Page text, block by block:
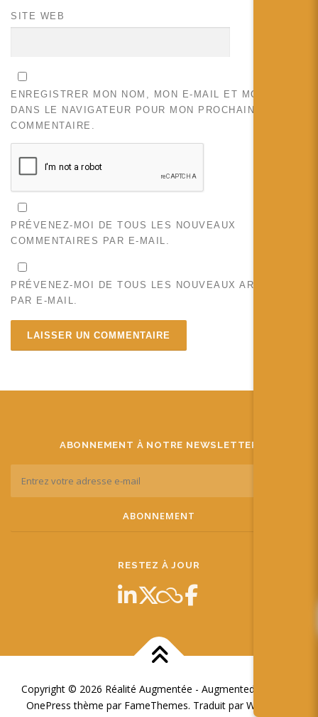
SITE WEB
ENREGISTRER MON NOM, MON E-MAIL ET MON SITE
DANS LE NAVIGATEUR POUR MON PROCHAIN
COMMENTAIRE.
PRÉVENEZ-MOI DE TOUS LES NOUVEAUX
COMMENTAIRES PAR E-MAIL.
PRÉVENEZ-MOI DE TOUS LES NOUVEAUX ARTICLES
PAR E-MAIL.
ABONNEMENT À NOTRE NEWSLETTER
RESTEZ À JOUR
Copyright © 2026 Réalité Augmentée - Augmented Reality
OnePress thème par FameThemes. Traduit par Wp Trads.